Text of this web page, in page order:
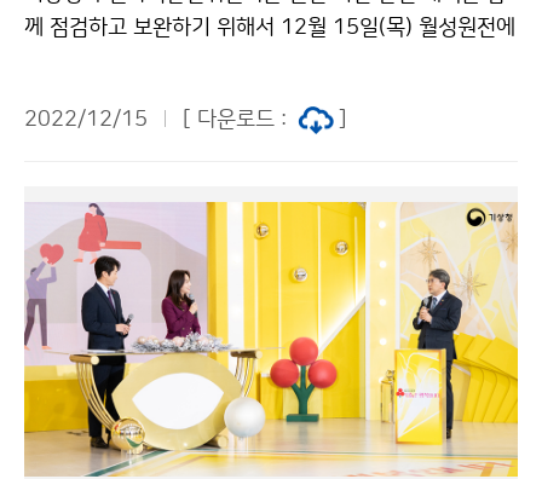
께 점검하고 보완하기 위해서 12월 15일(목) 월성원전에
다하겠습니다. 원자력안전위원회 제공 사진
2022/12/15 [ 다운로드 :